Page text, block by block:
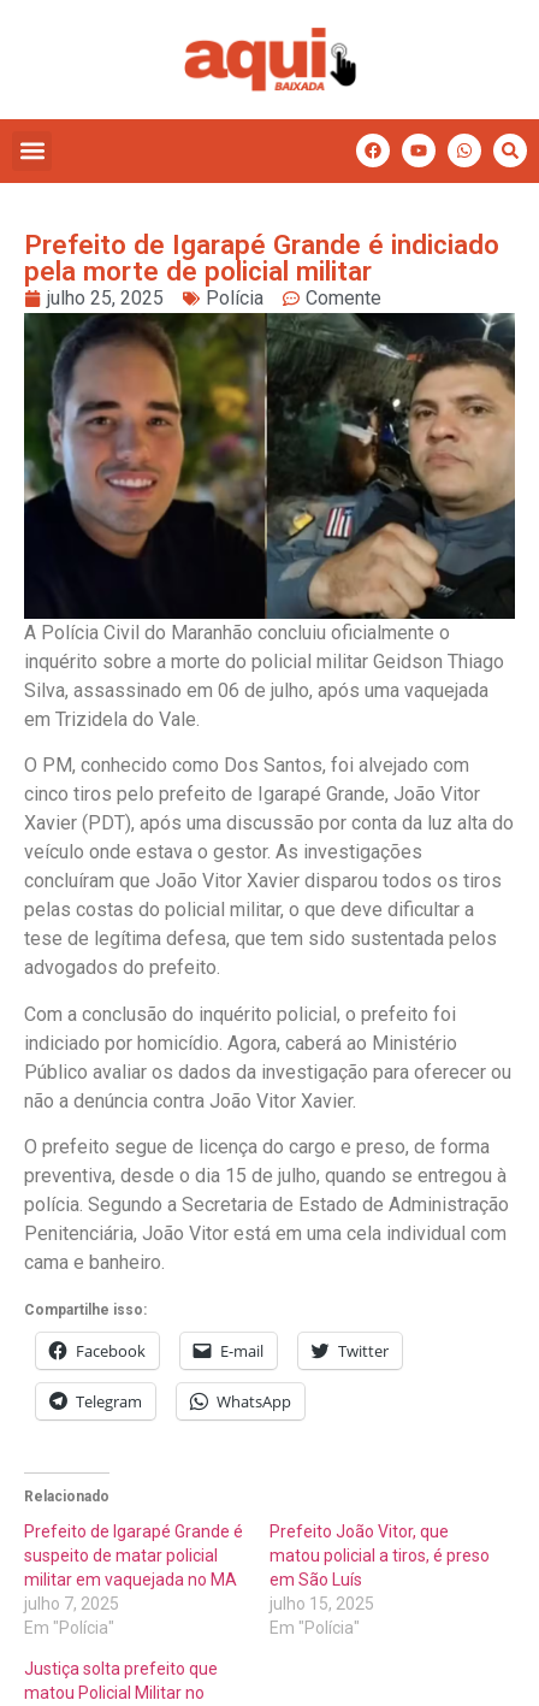
Prefeito de Igarapé Grande é indiciado
pela morte de policial militar
julho 25, 2025 Polícia Comente
A Polícia Civil do Maranhão concluiu oficialmente o
inquérito sobre a morte do policial militar Geidson Thiago
Silva, assassinado em 06 de julho, após uma vaquejada
em Trizidela do Vale.
O PM, conhecido como Dos Santos, foi alvejado com
cinco tiros pelo prefeito de Igarapé Grande, João Vitor
Xavier (PDT), após uma discussão por conta da luz alta do
veículo onde estava o gestor. As investigações
concluíram que João Vitor Xavier disparou todos os tiros
pelas costas do policial militar, o que deve dificultar a
tese de legítima defesa, que tem sido sustentada pelos
advogados do prefeito.
Com a conclusão do inquérito policial, o prefeito foi
indiciado por homicídio. Agora, caberá ao Ministério
Público avaliar os dados da investigação para oferecer ou
não a denúncia contra João Vitor Xavier.
O prefeito segue de licença do cargo e preso, de forma
preventiva, desde o dia 15 de julho, quando se entregou à
polícia. Segundo a Secretaria de Estado de Administração
Penitenciária, João Vitor está em uma cela individual com
cama e banheiro.
Compartilhe isso:
Facebook E-mail Twitter
Telegram WhatsApp
Relacionado
Prefeito de Igarapé Grande é
suspeito de matar policial
militar em vaquejada no MA
julho 7, 2025
Em "Polícia"
Prefeito João Vitor, que
matou policial a tiros, é preso
em São Luís
julho 15, 2025
Em "Polícia"
Justiça solta prefeito que
matou Policial Militar no